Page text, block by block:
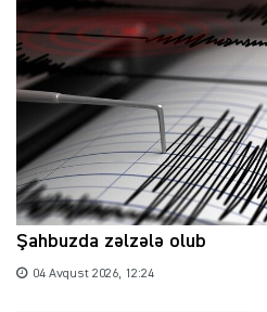
Şahbuzda zəlzələ olub
04 Avqust 2026, 12:24